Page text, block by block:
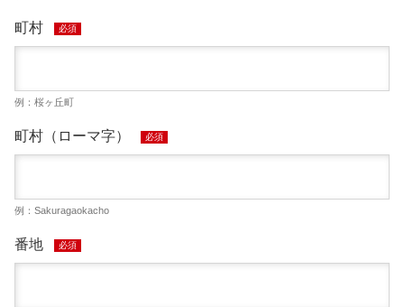
町村 必須
例：桜ヶ丘町
町村（ローマ字） 必須
例：Sakuragaokacho
番地 必須